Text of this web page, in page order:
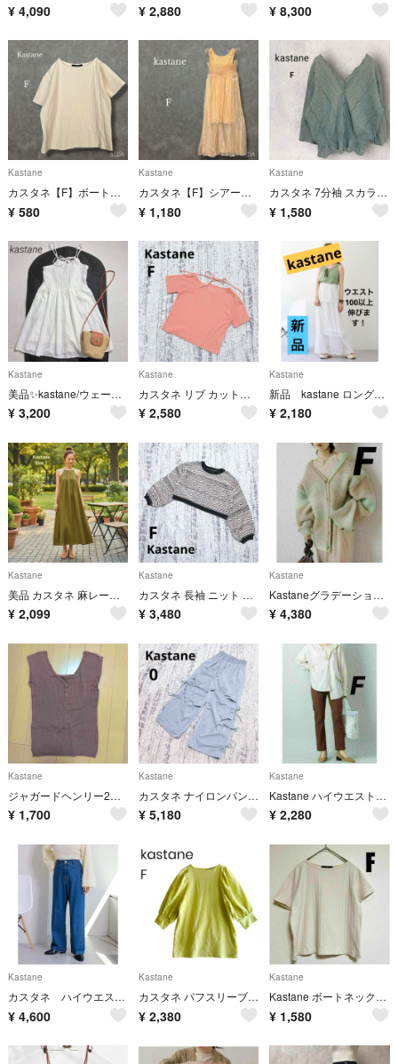
¥ 4,090 ¥ 2,880 ¥ 8,300
Kastane
カスタネ【F】ボートネックアシンメトリーリブTシャツ 半袖
¥ 580
Kastane
カスタネ【F】シアーシャーリングロングワンピース ノースリーブ セット
¥ 1,180
Kastane
カスタネ 7分袖 スカラップレースブラウス F グリーン系 Vネック 綿100%
¥ 1,580
Kastane
美品✨kastane/ウェーブキャミチュニック/体型カバー/リボン/ホワイト/F
¥ 3,200
Kastane
カスタネ リブ カットソー F サーモンピンク 半袖 肩リボン タイトめ 可愛い
¥ 2,580
Kastane
新品 kastane ロングスカート レース切替スカート ホワイト フリルスカート ティアードスカート ニット 白 大きいサイズ
¥ 2,180
Kastane
美品 カスタネ 麻レーヨン ロングワンピース カーキ Aライン ホルターネック
¥ 2,099
Kastane
カスタネ 長袖 ニット クロップド 丈 F 白 黒 総柄 クルーネック 厚手
¥ 3,480
Kastane
Kastaneグラデーションニットカーディガン 厚手 ベージュ系 フリーサイズ
¥ 4,380
Kastane
ジャガードヘンリー2wayタンク ピンク
¥ 1,700
Kastane
カスタネ ナイロンパンツ ワイドパンツ 0 ブルーグレー リボン ゆったり 薄手
¥ 5,180
Kastane
Kastane ハイウエストセンタープレスカットパンツ キレイめ ブラウン F
¥ 2,280
Kastane
カスタネ ハイウエスト ストレート デニムパンツ ネイビー レディース 1
¥ 4,600
Kastane
カスタネ パフスリーブ 七分袖 チュニック ライムイエロー F 春夏 2001
¥ 2,380
Kastane
Kastane ボートネックアシンメトリーリブTシャツ 半袖 アイボリー
¥ 1,580